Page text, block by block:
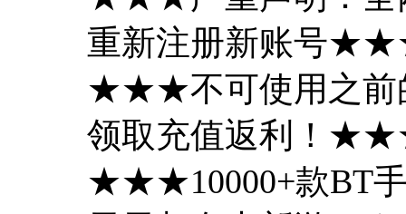
重新注册新账号
★★★不可使用之前
领取充值返利！
★★★10000+款BT手